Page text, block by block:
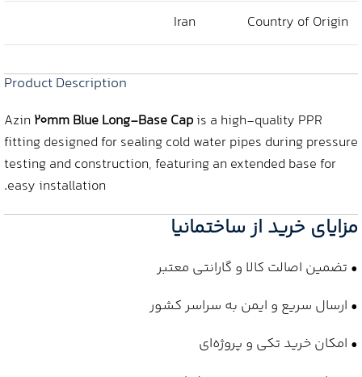
Country of Origin
Iran
Product Description
Azin 20mm Blue Long-Base Capis a high-quality PPR
fitting designed for sealing cold water pipes during pressure
testing and construction, featuring an extended base for
easy installation.
مزایای خرید از ساختمانیا
• تضمین اصالت کالا و گارانتی معتبر
• ارسال سریع و ایمن به سراسر کشور
• امکان خرید تکی و پروژه‌ای